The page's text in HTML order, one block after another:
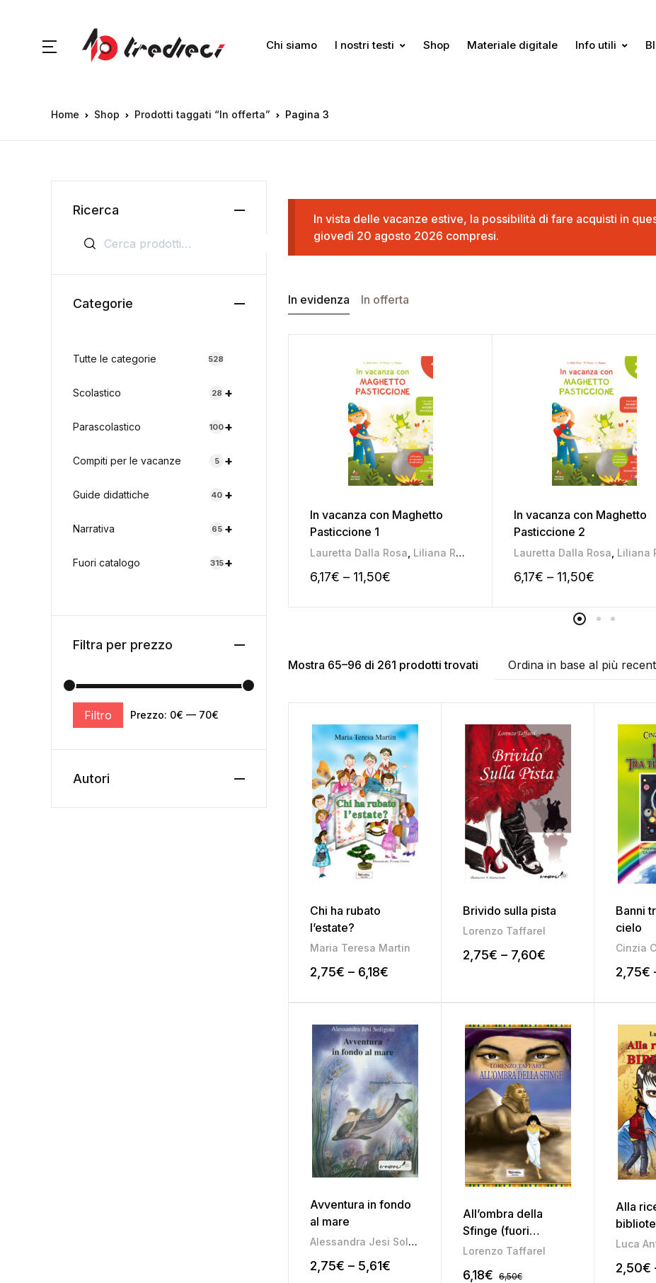
Chi siamo I nostri testi Shop Materiale digitale Info utili
Home Shop Prodotti taggati “In offerta” Pagina 3
In vista delle vacanze estive, la possibilità di fare acquisti in
giovedì 20 agosto 2026 compresi.
In evidenza In offerta
In vacanza con Maghetto
Pasticcione 1
Lauretta Dalla Rosa Liliana Roggia Mariateresa Pozza
6,17€ – 11,50€
In vacanza con Maghetto
Pasticcione 2
Lauretta Dalla Rosa Liliana
6,17€ – 11,50€
Mostra 65–96 di 261 prodotti trovati Ordina in base al più
Chi ha rubato
l’estate?
Maria Teresa Martin
2,75€ – 6,18€
Brivido sulla pista
Lorenzo Taffarel
2,75€ – 7,60€
Banni
cielo
Cinzia
2,75€
Avventura in fondo
al mare
Alessandra Jesi Soligoni
2,75€ – 5,61€
All’ombra della
Sfinge (fuori
catalogo)
Lorenzo Taffarel
6,18€ 6,50€
Alla
Luca
2,50€
Ricerca
Cerca:
Categorie
Tutte le categorie 528
+
Scolastico 28
+
Parascolastico 100
+
Compiti per le vacanze 5
+
Guide didattiche 40
+
Narrativa 65
+
Fuori catalogo 315
Filtra per prezzo
Filtro Prezzo: 0€ — 70€
Autori